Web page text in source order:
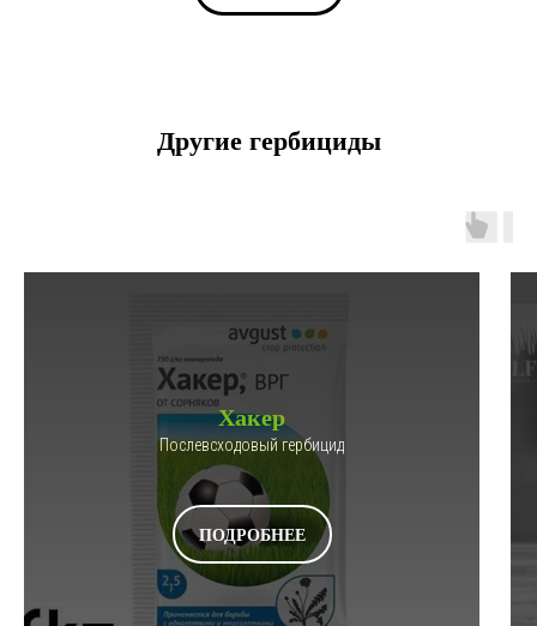
Другие гербициды
Хакер
Послевсходовый гербицид
ПОДРОБНЕЕ